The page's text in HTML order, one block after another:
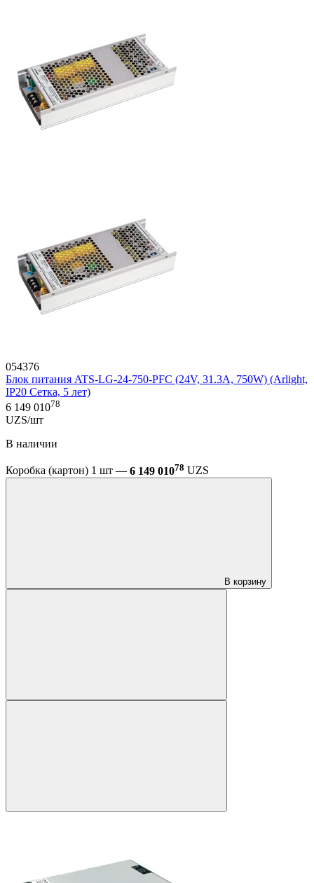
054376
Блок питания ATS-LG-24-750-PFC (24V, 31.3A, 750W) (Arlight,
IP20 Сетка, 5 лет)
6 149 01078
UZS/шт
В наличии
Коробка (картон) 1 шт — 6 149 01078 UZS
В корзину